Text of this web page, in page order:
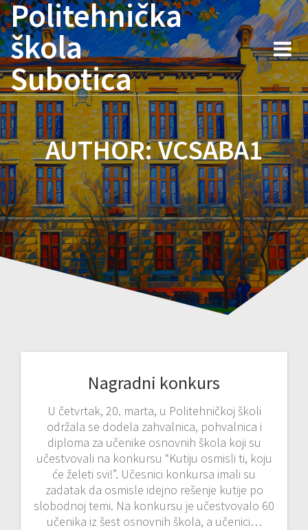
Skip
to
content
Politehnička
škola
Subotica
AUTHOR:VCSABA1
Nagradni konkurs
U četvrtak, 20. marta, u Politehničkoj školi
održala se dodela zahvalnica, pohvalnica i
diploma za učenike osnovnih škola koji su
učestvovali na konkursu “Kutiju osmisli ti, koju
će želeti svi!”. Učesnici konkursa imali su
zadatak da osmisle idejno rešenje kutije po
slobodnoj temi. Na konkursu je učestvovalo 60
učenika iz šest osnovnih škola, a učenici…